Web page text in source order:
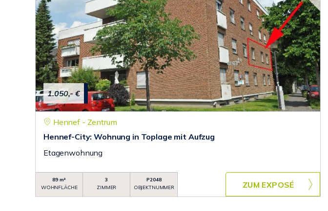
1.050,- €
Hennef - Zentrum
Hennef-City: Wohnung in Toplage mit Aufzug
Etagenwohnung
89 m²
WOHNFLÄCHE
3
ZIMMER
P2048
OBJEKTNUMMER
ZUM EXPOSÉ